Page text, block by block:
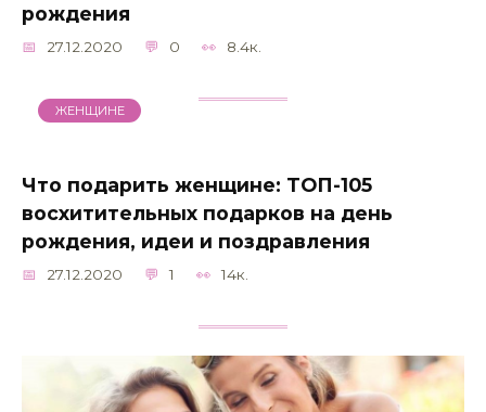
рождения
27.12.2020 0 8.4к.
ЖЕНЩИНЕ
Что подарить женщине: ТОП-105
восхитительных подарков на день
рождения, идеи и поздравления
27.12.2020 1 14к.